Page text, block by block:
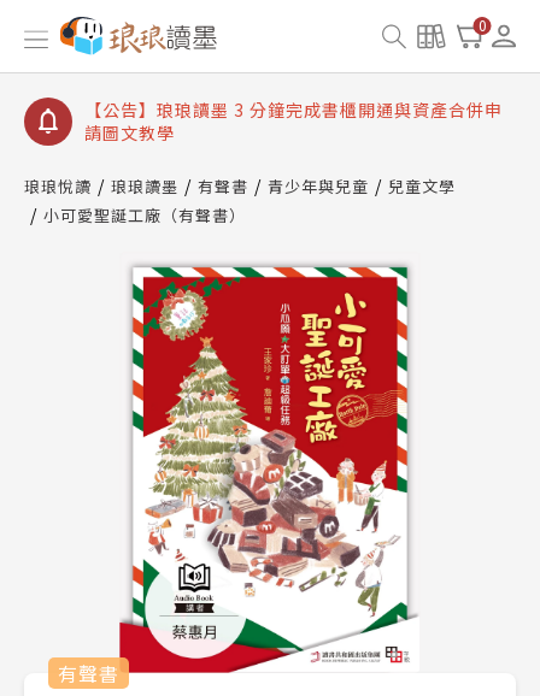
0
【公告】琅琅讀墨數位閱讀資產合併與書櫃開通申請
【公告】琅琅讀墨書櫃開通常見問題
【公告】琅琅讀墨 3 分鐘完成書櫃開通與資產合併申
請圖文教學
查詢
【公告】琅琅讀墨數位閱讀資產合併與書櫃開通申請
琅琅悅讀 琅琅讀墨 有聲書 青少年與兒童
兒童文學
小可愛聖誕工廠（有聲書）
有聲書